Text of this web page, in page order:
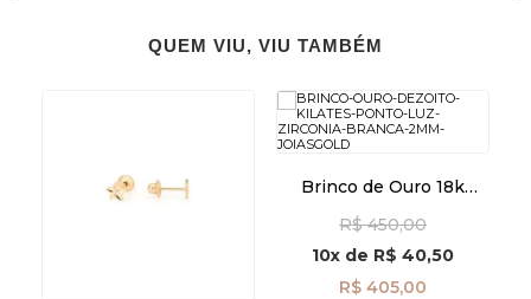
QUEM VIU, VIU TAMBÉM
Brinco de Ouro 18k
branca 2mm br29505
R$ 450,00
10x de R$ 40,50
R$ 405,00